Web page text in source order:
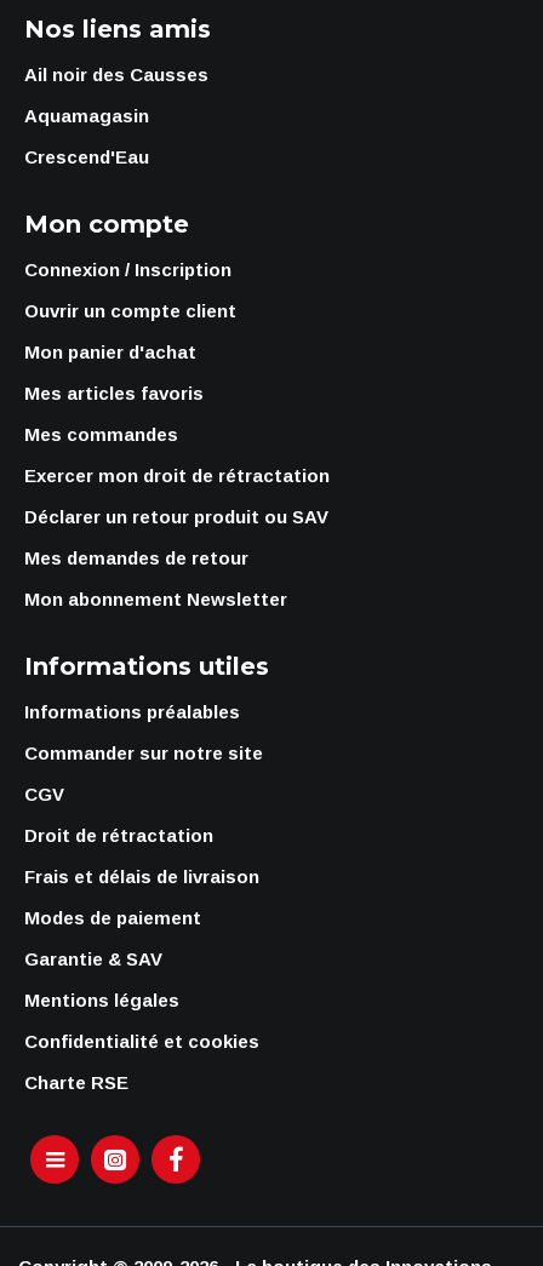
Nos liens amis
Ail noir des Causses
Aquamagasin
Crescend'Eau
Mon compte
Connexion / Inscription
Ouvrir un compte client
Mon panier d'achat
Mes articles favoris
Mes commandes
Exercer mon droit de rétractation
Déclarer un retour produit ou SAV
Mes demandes de retour
Mon abonnement Newsletter
Informations utiles
Informations préalables
Commander sur notre site
CGV
Droit de rétractation
Frais et délais de livraison
Modes de paiement
Garantie & SAV
Mentions légales
Confidentialité et cookies
Charte RSE